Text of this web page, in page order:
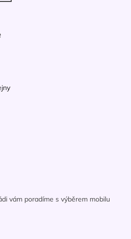
vám poradíme s výběrem mobilu